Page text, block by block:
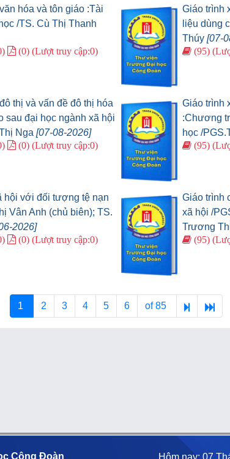
hóa và tôn giáo :Tài
/TS. Cù Thị Thanh
(0) (Lượt truy cập:0)
Giáo trình
liệu dùng
Thúy [07-
(95)
thị và vấn đề đô thị hóa
sau đại học ngành xã hội
Nga[07-08-2026]
(0) (Lượt truy cập:0)
Giáo trình
:Chương
học /
(95)
hội với đối tượng tệ nạn
Vân Anh (chủ biên); TS.
2026]
(0) (Lượt truy cập:0)
Giáo trình
xã hội /
Trương
(95)
1 2 3 4 5 6 of 85
Công Đoàn